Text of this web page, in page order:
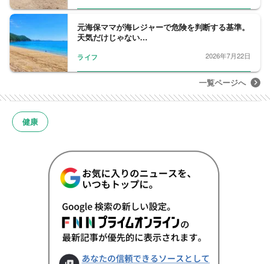
元海保ママが海レジャーで危険を判断する基準。
天気だけじゃない…
ライフ 2026年7月22日
一覧ページへ
健康